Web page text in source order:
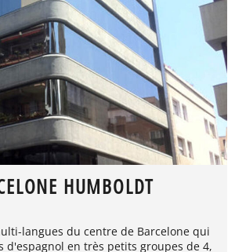
HUMBOLDT
langues du centre de Barcelone qui
d'espagnol en très petits groupes de 4,